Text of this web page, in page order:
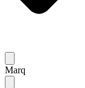
Marq